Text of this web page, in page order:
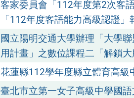
客家委員會「112年度第2次客
「112年度客語能力高級認證」
國立陽明交通大學辦理「大學
用計畫」之數位課程二「解鎖大
花蓮縣112學年度縣立體育高級
臺北市立第一女子高級中學國